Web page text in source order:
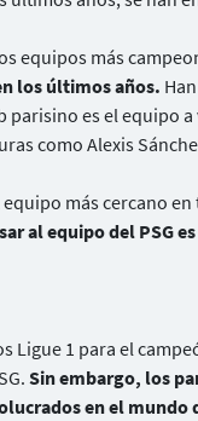
equipos más
los últimos años.
parisino es el equipo
como Alexis
más cercano
al equipo del PSG
Ligue 1 para el
Sin embargo, los
en el mundo